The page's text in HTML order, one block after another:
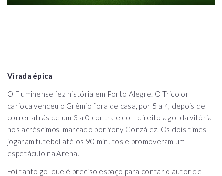
Virada épica
O Fluminense fez história em Porto Alegre. O Tricolor
carioca venceu o Grêmio fora de casa, por 5 a 4, depois de
correr atrás de um 3 a 0 contra e com direito a gol da vitória
nos acréscimos, marcado por Yony González. Os dois times
jogaram futebol até os 90 minutos e promoveram um
espetáculo na Arena.
Foi tanto gol que é preciso espaço para contar o autor de